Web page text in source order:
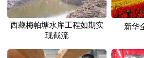
甘肃 青海
新疆 内蒙古 黑龙江
西藏梅帕塘水库工程如期实
现截流
新华